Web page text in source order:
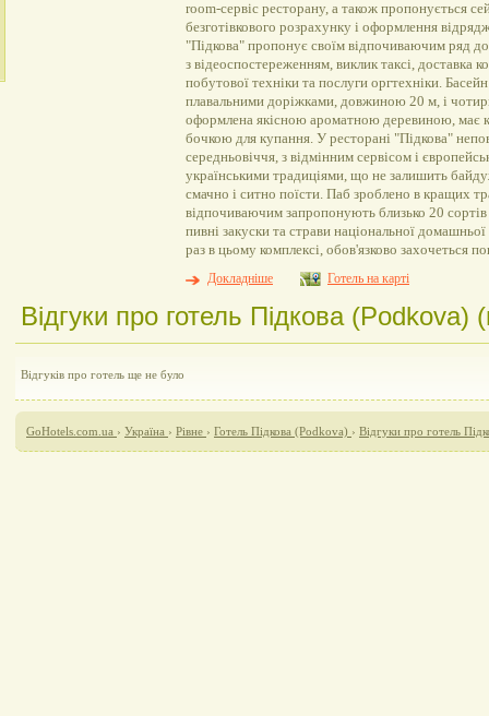
room-сервіс ресторану, а також пропонується
безготівкового розрахунку і оформлення
"Підкова" пропонує своїм відпочиваючим ряд
з відеоспостереженням, виклик таксі, доставка
побутової техніки та послуги оргтехніки.
плавальними доріжками, довжиною 20 м, і
оформлена якісною ароматною деревиною, має
бочкою для купання. У ресторані "Підкова"
середньовіччя, з відмінним сервісом і
українськими традиціями, що не залишить
смачно і ситно поїсти. Паб зроблено в кращих
відпочиваючим запропонують близько 20
пивні закуски та страви національної
раз в цьому комплексі, обов'язково захочеться
Докладніше
Готель на карті
Відгуки про готель Підкова (Podkova)
Відгуків про готель ще не було
GoHotels.com.ua › Україна › Рівне › Готель Підкова (Podkova) › Відгуки про готель